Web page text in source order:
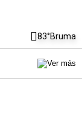
83°Bruma